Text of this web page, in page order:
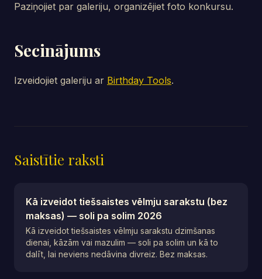
Paziņojiet par galeriju, organizējiet foto konkursu.
Secinājums
Izveidojiet galeriju ar Birthday Tools.
Saistītie raksti
Kā izveidot tiešsaistes vēlmju sarakstu (bez
maksas) — soli pa solim 2026
Kā izveidot tiešsaistes vēlmju sarakstu dzimšanas
dienai, kāzām vai mazulim — soli pa solim un kā to
dalīt, lai neviens nedāvina divreiz. Bez maksas.